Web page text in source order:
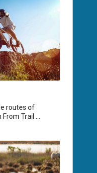
routes of
Trail ...